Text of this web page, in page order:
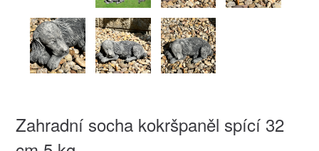
Zahradní socha kokršpaněl spící 32